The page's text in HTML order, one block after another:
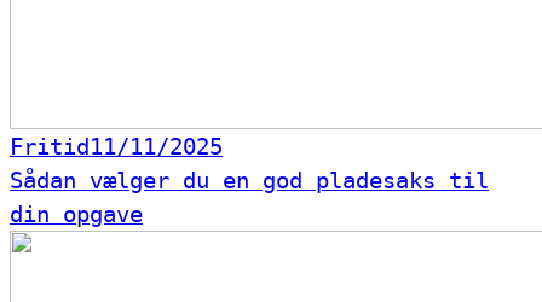
Fritid11/11/2025
Sådan vælger du en god pladesaks til
din opgave